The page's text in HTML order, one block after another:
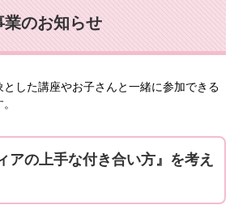
業のお知らせ
した講座やお子さんと一緒に参加できる
アの上手な付き合い方』を考え